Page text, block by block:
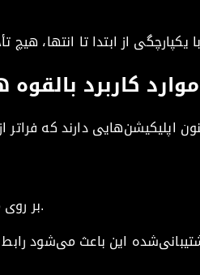
کاربرد
AI بر روی متن‌های رابط کوتاه با طول، لحن و فاصله مناسب آموزش می‌بیند.
این باعث می‌شود رابط